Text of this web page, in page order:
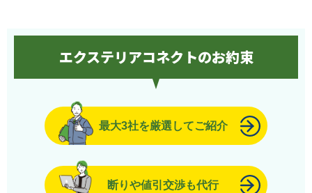
エクステリアコネクトのお約束
最大3社を厳選してご紹介
断りや値引交渉も代行